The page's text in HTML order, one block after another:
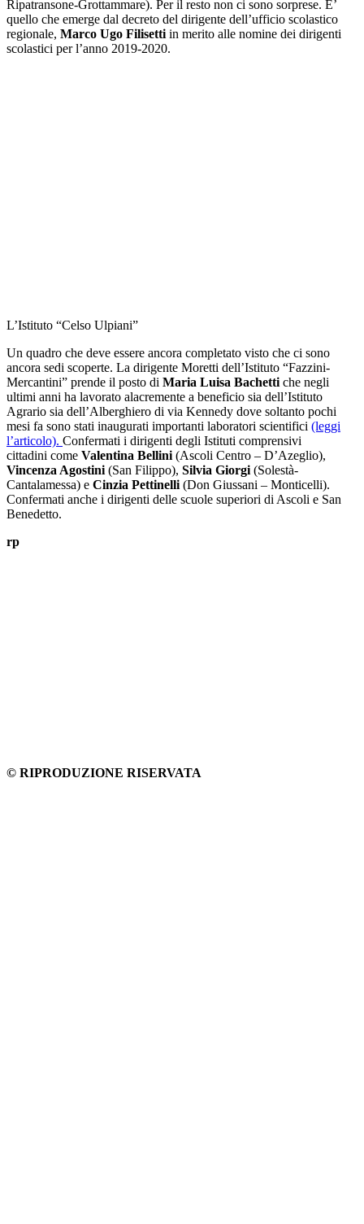
Ripatransone-Grottammare). Per il resto non ci sono sorprese. E’
quello che emerge dal decreto del dirigente dell’ufficio scolastico
regionale, Marco Ugo Filisetti in merito alle nomine dei dirigenti
scolastici per l’anno 2019-2020.
L’Istituto “Celso Ulpiani”
Un quadro che deve essere ancora completato visto che ci sono
ancora sedi scoperte. La dirigente Moretti dell’Istituto “Fazzini-
Mercantini” prende il posto di Maria Luisa Bachetti che negli
ultimi anni ha lavorato alacremente a beneficio sia dell’Istituto
Agrario sia dell’Alberghiero di via Kennedy dove soltanto pochi
mesi fa sono stati inaugurati importanti laboratori scientifici (leggi
l’articolo). Confermati i dirigenti degli Istituti comprensivi
cittadini come Valentina Bellini (Ascoli Centro – D’Azeglio),
Vincenza Agostini (San Filippo), Silvia Giorgi (Solestà-
Cantalamessa) e Cinzia Pettinelli (Don Giussani – Monticelli).
Confermati anche i dirigenti delle scuole superiori di Ascoli e San
Benedetto.
rp
© RIPRODUZIONE RISERVATA